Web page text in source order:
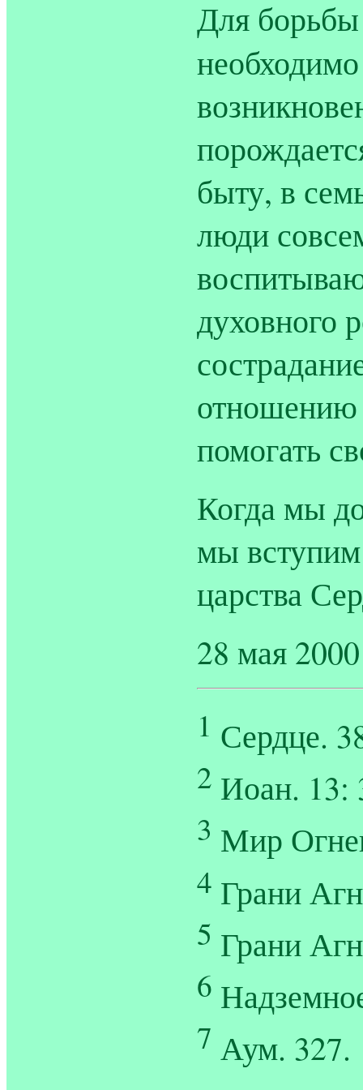
Для
быту, в
люди
духовного
отношению
помогать
Когда мы
мы
царства
28 мая
1 Сердце.
2 Иоан. 13:
3 Мир
4 Грани
5 Грани
6
7 Аум. 327.